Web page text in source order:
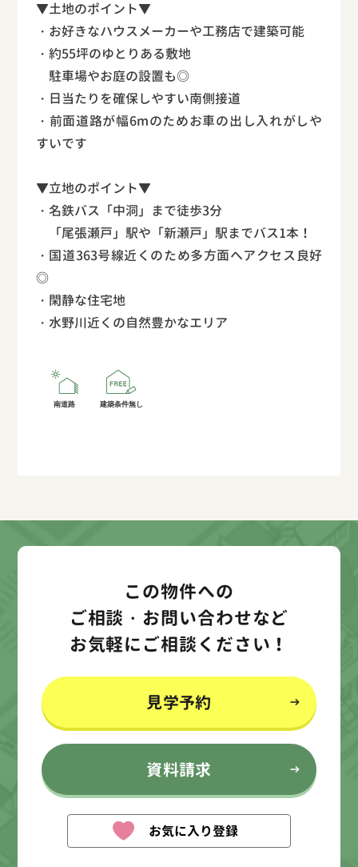
▼土地のポイント▼
・お好きなハウスメーカーや工務店で建築可能
・約55坪のゆとりある敷地
駐車場やお庭の設置も◎
・日当たりを確保しやすい南側接道
・前面道路が幅6mのためお車の出し入れがしや
すいです
▼立地のポイント▼
・名鉄バス「中洞」まで徒歩3分
「尾張瀬戸」駅や「新瀬戸」駅までバス1本！
・国道363号線近くのため多方面へアクセス良好
◎
・閑静な住宅地
・水野川近くの自然豊かなエリア
南道路 建築条件無し
この物件への
ご相談・お問い合わせなど
お気軽にご相談ください！
見学予約
資料請求
お気に入り登録